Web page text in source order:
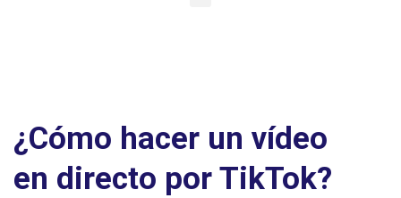
¿Cómo hacer un vídeo
en directo por TikTok?